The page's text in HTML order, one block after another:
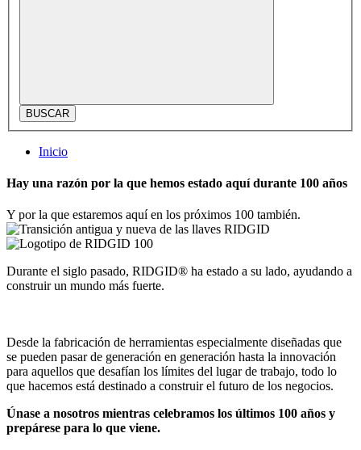
BUSCAR
Inicio
Hay una razón por la que hemos estado aquí durante 100 años
Y por la que estaremos aquí en los próximos 100 también.
Durante el siglo pasado, RIDGID® ha estado a su lado, ayudando a
construir un mundo más fuerte.
Desde la fabricación de herramientas especialmente diseñadas que
se pueden pasar de generación en generación hasta la innovación
para aquellos que desafían los límites del lugar de trabajo, todo lo
que hacemos está destinado a construir el futuro de los negocios.
Únase a nosotros mientras celebramos los últimos 100 años y
prepárese para lo que viene.